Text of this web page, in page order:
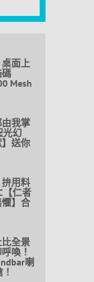
桌面上
Mesh
我掌
光幻
送你
用料
【仁者
】合
比全景
喚！
喇